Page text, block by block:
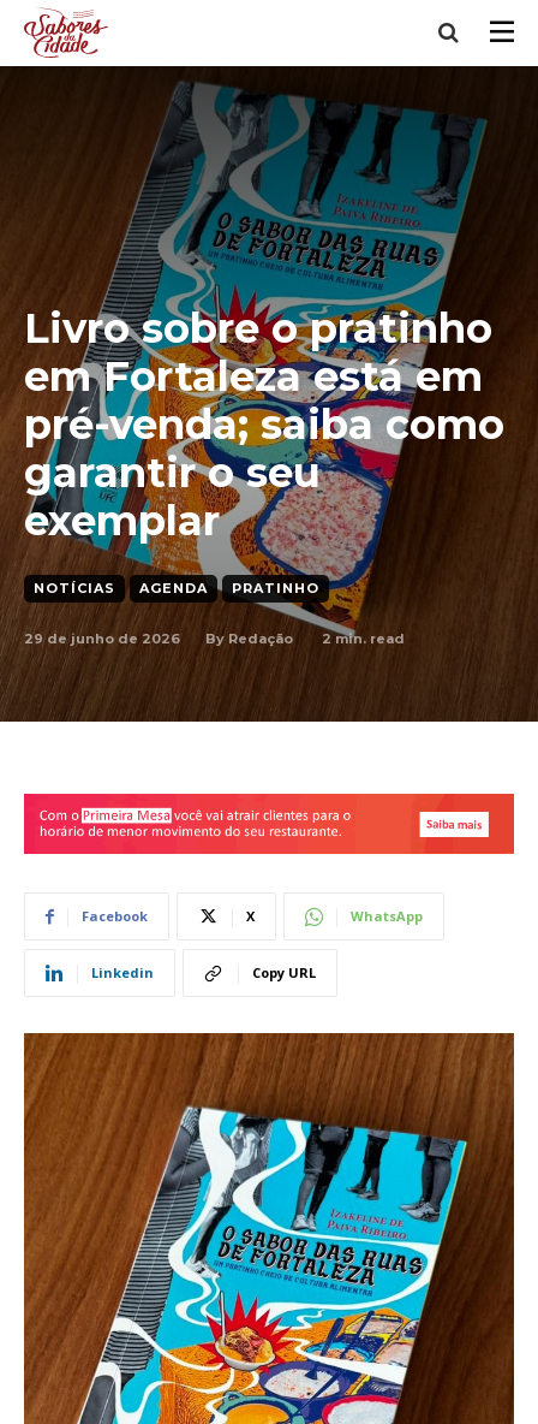
Livro sobre o pratinho
em Fortaleza está em
pré-venda; saiba como
garantir o seu
exemplar
NOTÍCIAS AGENDA PRATINHO
29 de junho de 2026 By Redação 2min. read
Facebook X WhatsApp
Linkedin Copy URL